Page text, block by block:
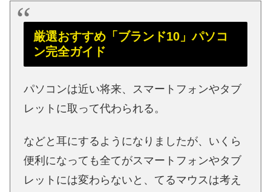
厳選おすすめ「ブランド10」パソコ
ン完全ガイド
パソコンは近い将来、スマートフォンやタブ
レットに取って代わられる。
などと耳にするようになりましたが、いくら
便利になっても全てがスマートフォンやタブ
レットには変わらないと、てるマウスは考え